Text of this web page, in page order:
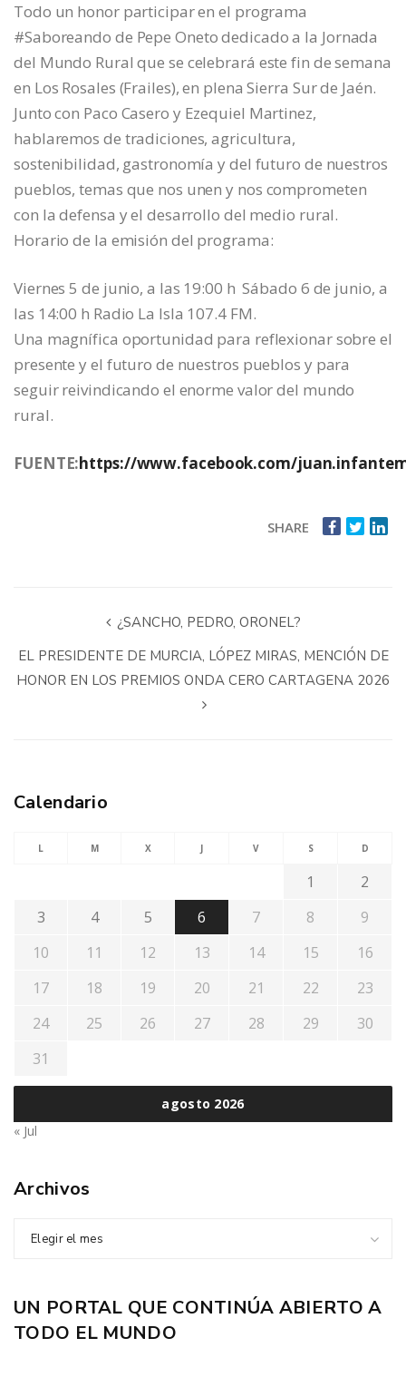
Todo un honor participar en el programa
#Saboreando de Pepe Oneto dedicado a la Jornada
del Mundo Rural que se celebrará este fin de semana
en Los Rosales (Frailes), en plena Sierra Sur de Jaén.
Junto con Paco Casero y Ezequiel Martinez,
hablaremos de tradiciones, agricultura,
sostenibilidad, gastronomía y del futuro de nuestros
pueblos, temas que nos unen y nos comprometen
con la defensa y el desarrollo del medio rural.
Horario de la emisión del programa:
Viernes 5 de junio, a las 19:00 h Sábado 6 de junio, a
las 14:00 h Radio La Isla 107.4 FM.
Una magnífica oportunidad para reflexionar sobre el
presente y el futuro de nuestros pueblos y para
seguir reivindicando el enorme valor del mundo
rural.
FUENTE:https://www.facebook.com/
SHARE
¿SANCHO, PEDRO, ORONEL?
EL PRESIDENTE DE MURCIA, LÓPEZ MIRAS, MENCIÓN DE
HONOR EN LOS PREMIOS ONDA CERO CARTAGENA 2026
Calendario
agosto 2026
L M X J V S D
1
2
3
4 5 6 7 8
9
10
11 12 13 14 15
16
17
18 19 20 21 22
23
24
25 26 27 28 29
30
31
« Jul
Archivos
Elegir el mes
UN PORTAL QUE CONTINÚA ABIERTO A
TODO EL MUNDO